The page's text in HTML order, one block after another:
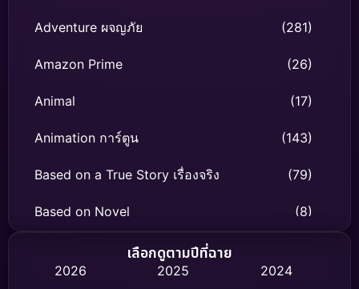
Adventure ผจญภัย (281)
Amazon Prime (26)
Animal (17)
Animation การ์ตูน (143)
Based on a True Story เรื่องจริง (79)
Based on Novel (8)
Biography ชีวิตจริงเลือกดูตามปีที่ฉาย
2026 2025
2024